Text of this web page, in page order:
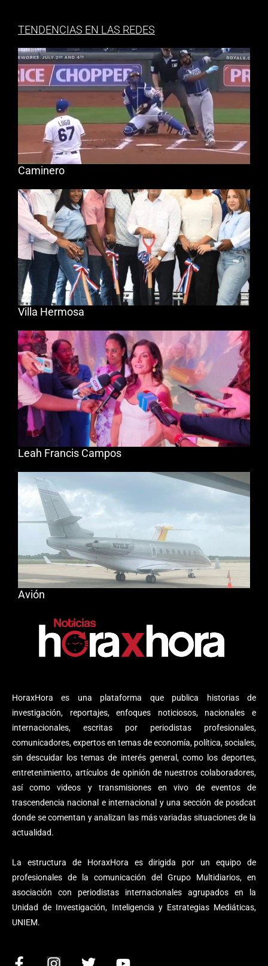
HoraxHora es una plataforma que publica historias de
investigación, reportajes, enfoques noticiosos, nacionales e
internacionales, escritas por periodistas profesionales,
comunicadores, expertos en temas de economía, política, sociales,
sin descuidar los temas de interés general, como los deportes,
entretenimiento, artículos de opinión de nuestros colaboradores,
así como videos y transmisiones en vivo de eventos de
trascendencia nacional e internacional y una sección de posdcat
donde se comentan y analizan las más variadas situaciones de la
actualidad.
La estructura de HoraxHora es dirigida por un equipo de
profesionales de la comunicación del Grupo Multidiarios, en
asociación con periodistas internacionales agrupados en la
Unidad de Investigación, Inteligencia y Estrategias Mediáticas,
UNIEM.
TENDENCIAS EN LAS REDES
Caminero
Villa Hermosa
Leah Francis Campos
Avión